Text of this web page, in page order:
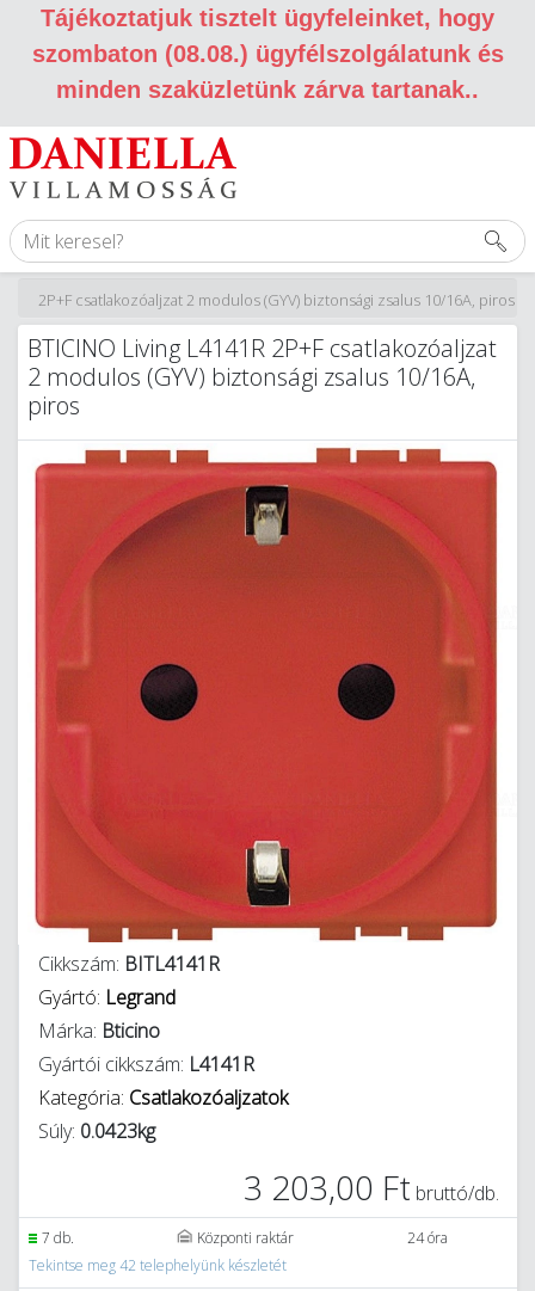
Tájékoztatjuk tisztelt ügyfeleinket, hogy
szombaton (08.08.) ügyfélszolgálatunk és
minden szaküzletünk zárva tartanak..
2P+F csatlakozóaljzat 2 modulos (GYV) biztonsági zsalus 10/16A, piros
BTICINO Living L4141R 2P+F csatlakozóaljzat
2 modulos (GYV) biztonsági zsalus 10/16A,
piros
Cikkszám: BITL4141R
Gyártó: Legrand
Márka: Bticino
Gyártói cikkszám: L4141R
Kategória: Csatlakozóaljzatok
Súly: 0.0423kg
3 203,00 Ft bruttó/db.
7 db. Központi raktár
24 óra
Tekintse meg 42 telephelyünk készletét